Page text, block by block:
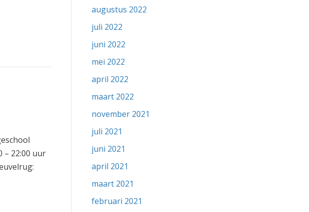
– 22:00 uur
augustus 2022
juli 2022
juni 2022
mei 2022
april 2022
maart 2022
november 2021
juli 2021
juni 2021
april 2021
maart 2021
februari 2021